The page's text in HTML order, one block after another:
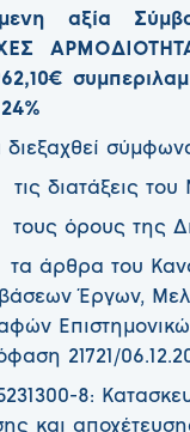
αξία
διατάξεις του
όρους της
άρθρα του
Έργων,
21721/
8:
και